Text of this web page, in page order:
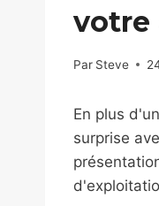
votre
Par Steve
En plus
surprise